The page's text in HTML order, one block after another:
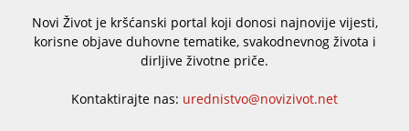
Novi Život je kršćanski portal koji donosi najnovije vijesti,
korisne objave duhovne tematike, svakodnevnog života i
dirljive životne priče.
Kontaktirajte nas: urednistvo@novizivot.net